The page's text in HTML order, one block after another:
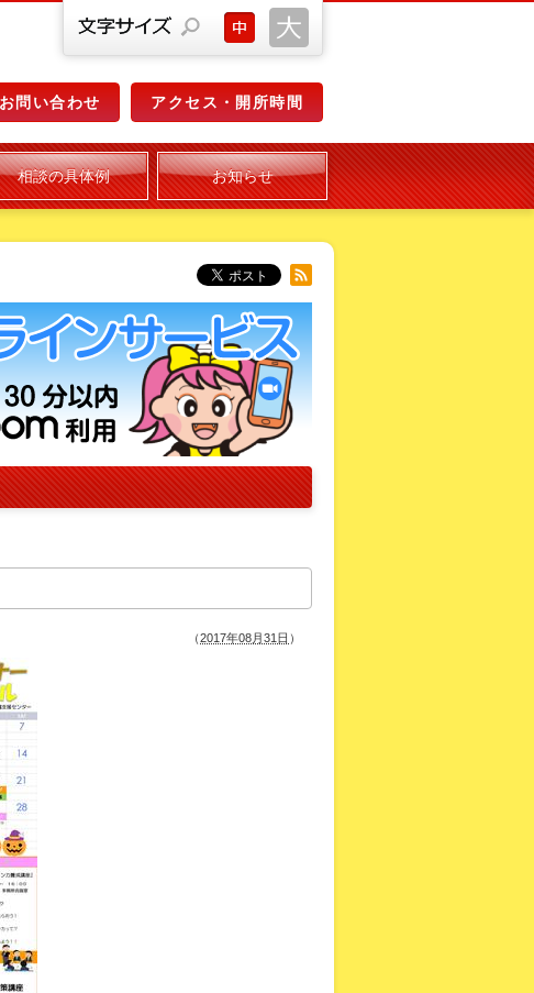
お問い合わせ アクセス・開所時間
相談の具体例 お知らせ
（2017年08月31日 ）